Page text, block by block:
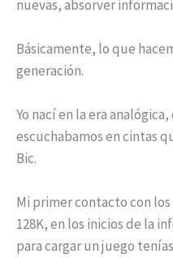
nuevas, absorver
Básicamente, lo que
generación.
Yo nací en la era
escuchabamos en cintas
Bic.
Mi primer contacto con
128K, en los inicios de la
para cargar un juego